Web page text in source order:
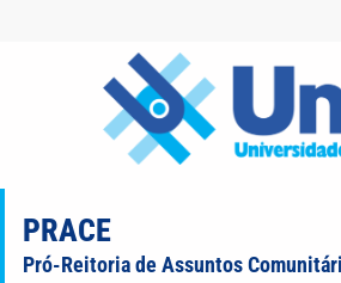
PRACE
Pró-Reitoria de Assuntos